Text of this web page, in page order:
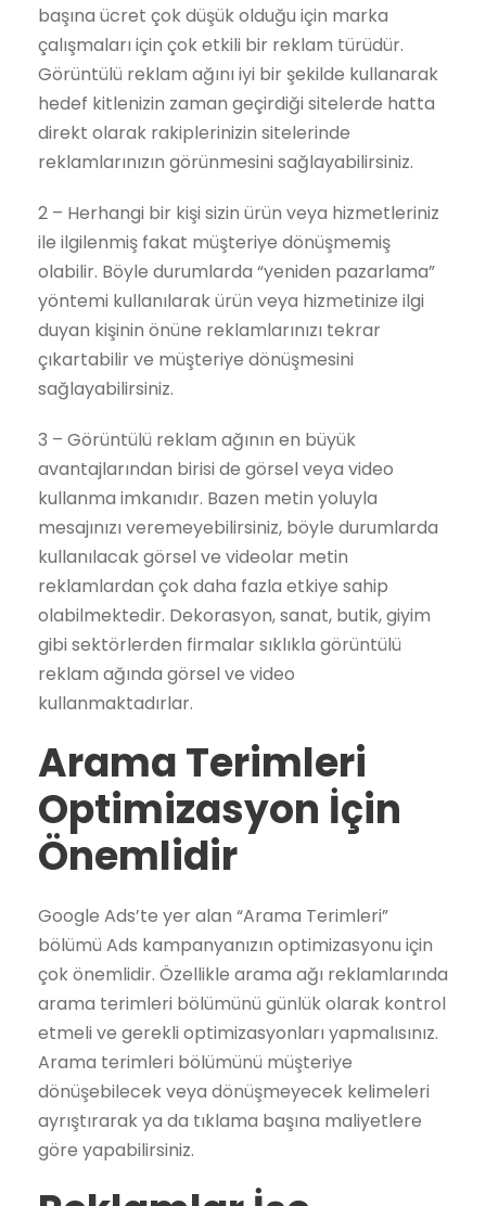
başına ücret çok düşük olduğu için marka
çalışmaları için çok etkili bir reklam türüdür.
Görüntülü reklam ağını iyi bir şekilde kullanarak
hedef kitlenizin zaman geçirdiği sitelerde hatta
direkt olarak rakiplerinizin sitelerinde
reklamlarınızın görünmesini sağlayabilirsiniz.
2 – Herhangi bir kişi sizin ürün veya hizmetleriniz
ile ilgilenmiş fakat müşteriye dönüşmemiş
olabilir. Böyle durumlarda “yeniden pazarlama”
yöntemi kullanılarak ürün veya hizmetinize ilgi
duyan kişinin önüne reklamlarınızı tekrar
çıkartabilir ve müşteriye dönüşmesini
sağlayabilirsiniz.
3 – Görüntülü reklam ağının en büyük
avantajlarından birisi de görsel veya video
kullanma imkanıdır. Bazen metin yoluyla
mesajınızı veremeyebilirsiniz, böyle durumlarda
kullanılacak görsel ve videolar metin
reklamlardan çok daha fazla etkiye sahip
olabilmektedir. Dekorasyon, sanat, butik, giyim
gibi sektörlerden firmalar sıklıkla görüntülü
reklam ağında görsel ve video
kullanmaktadırlar.
Arama Terimleri
Optimizasyon İçin
Önemlidir
Google Ads’te yer alan “Arama Terimleri”
bölümü Ads kampanyanızın optimizasyonu için
çok önemlidir. Özellikle arama ağı reklamlarında
arama terimleri bölümünü günlük olarak kontrol
etmeli ve gerekli optimizasyonları yapmalısınız.
Arama terimleri bölümünü müşteriye
dönüşebilecek veya dönüşmeyecek kelimeleri
ayrıştırarak ya da tıklama başına maliyetlere
göre yapabilirsiniz.